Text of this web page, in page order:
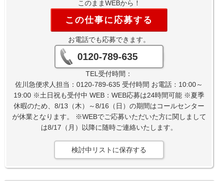
このままWEBから！
この仕事に応募する
お電話でも応募できます。
0120-789-635
TEL受付時間：
佐川急便求人担当：0120-789-635 受付時間 お電話：10:00～
19:00 ※土日祝も受付中 WEB：WEB応募は24時間可能 ※夏季
休暇のため、8/13（木）～8/16（日）の期間はコールセンター
が休業となります。 ※WEBでご応募いただいた方に関しまして
は8/17（月）以降に随時ご連絡いたします。
検討中リストに保存する